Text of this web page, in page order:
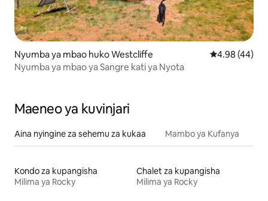
Nyumba ya mbao huko Westcliffe Ukadiriaji wa
4.98 (44)
Nyumba ya mbao ya Sangre kati ya Nyota
Maeneo ya kuvinjari
Aina nyingine za sehemu za kukaa Mambo ya Kufanya
Kondo za kupangisha
Milima ya Rocky
Chalet za kupangisha
Milima ya Rocky